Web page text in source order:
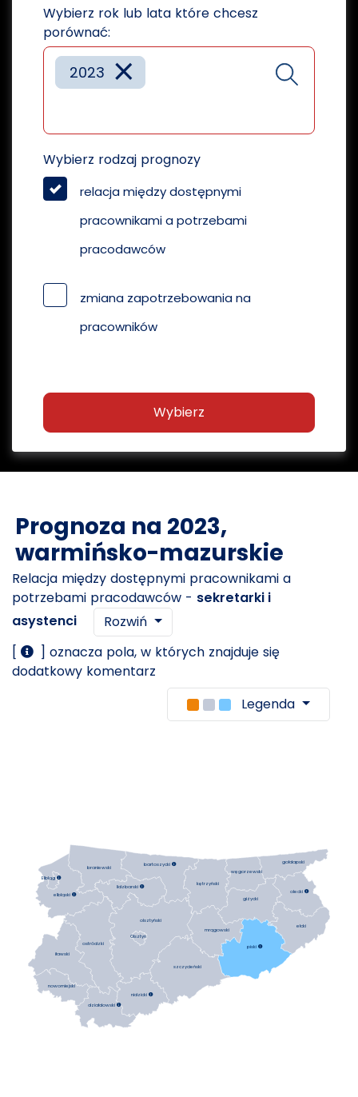
Wybierz rok lub lata które chcesz
porównać:
×
2023
Wybierz rodzaj prognozy
relacja między dostępnymi
pracownikami a potrzebami
pracodawców
zmiana zapotrzebowania na
pracowników
Wybierz
Prognoza na 2023,
warmińsko-mazurskie
Relacja między dostępnymi pracownikami a
potrzebami pracodawców - sekretarki i
asystenci
Rozwiń
[
] oznacza pola, w których znajduje się
dodatkowy komentarz
Legenda
bartoszycki
braniewski
działdowski
elbląski 
ełcki
giżycki
iławski
kętrzyński
lidzbarski
mrągowski
nidzicki 
nowomiejski
olecki
olsztyński
ostródzki piski
szczycieński
gołdapski
węgorzewski
Elbląg
Olsztyn